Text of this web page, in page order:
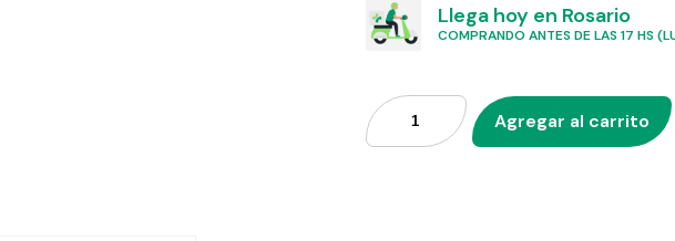
Llega hoy en Rosario
COMPRANDO ANTES DE LAS 17 HS
Agregar al carrito